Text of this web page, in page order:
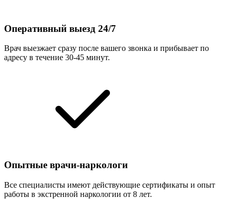
Оперативный выезд 24/7
Врач выезжает сразу после вашего звонка и прибывает по
адресу в течение 30-45 минут.
Опытные врачи-наркологи
Все специалисты имеют действующие сертификаты и опыт
работы в экстренной наркологии от 8 лет.